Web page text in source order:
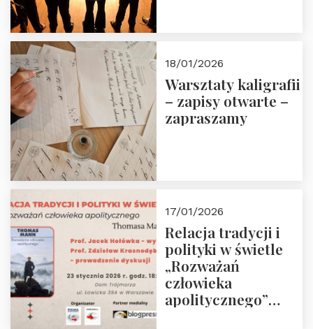
18/01/2026
Warsztaty kaligrafii
– zapisy otwarte –
zapraszamy
17/01/2026
Relacja tradycji i
polityki w świetle
„Rozważań
człowieka
apolitycznego”